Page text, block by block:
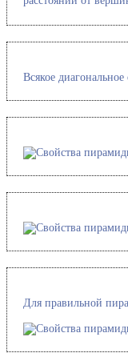
Всякое
Для правильной